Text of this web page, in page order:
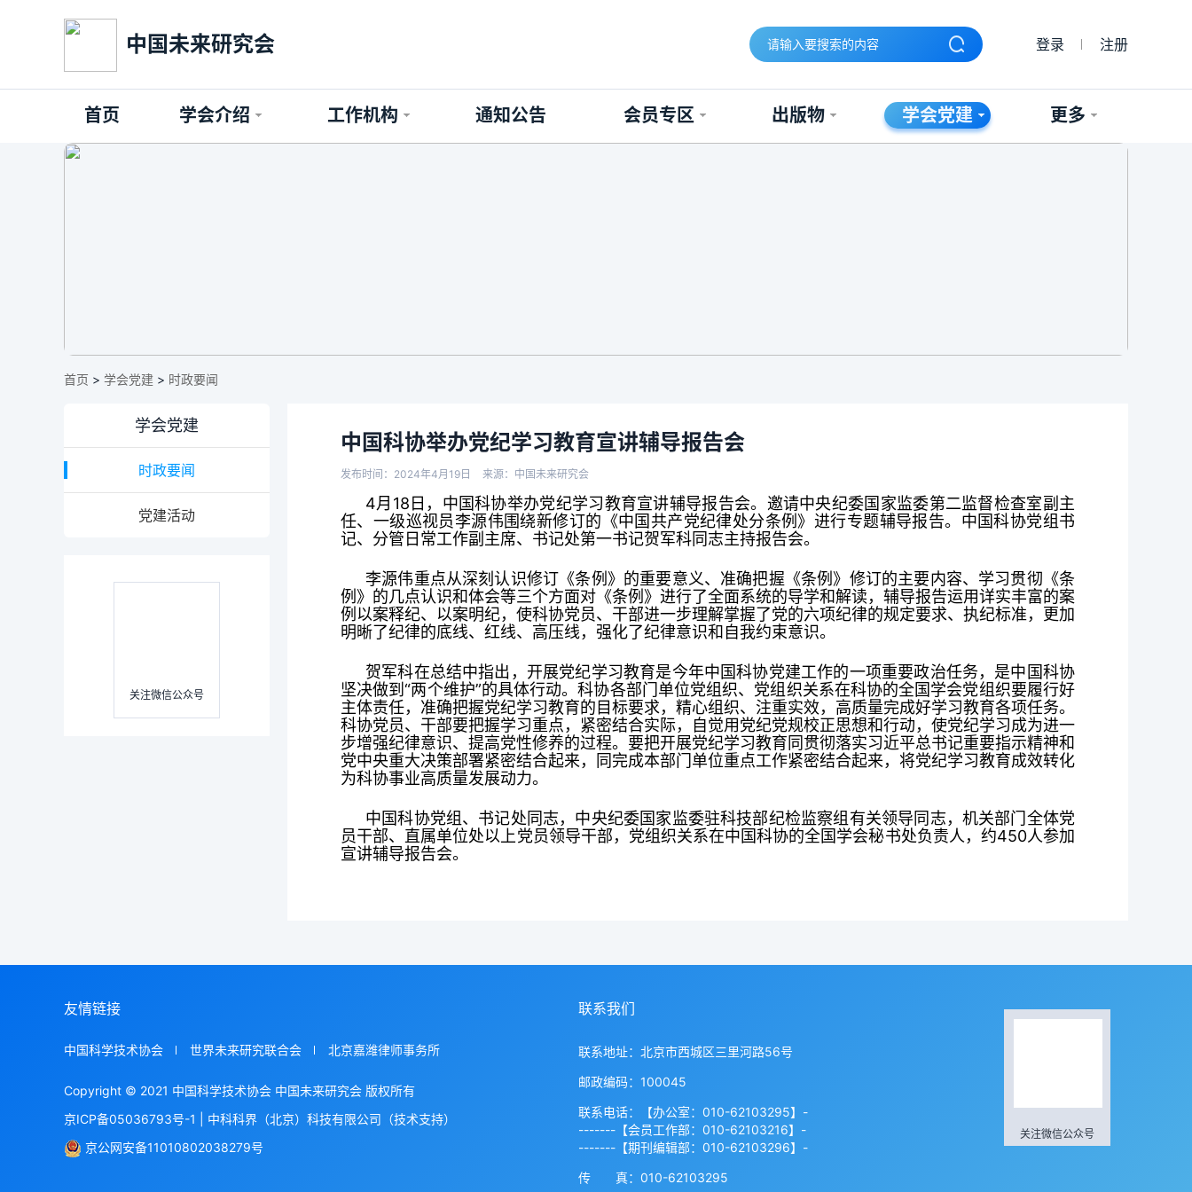
中国未来研究会 登录 注册
首页 学会介绍 工作机构 通知公告 会员专区 出版物 学会党建 更多
首页 > 学会党建 > 时政要闻
学会党建
时政要闻
党建活动
关注微信公众号
中国科协举办党纪学习教育宣讲辅导报告会
发布时间：2024年4月19日 来源：中国未来研究会
4月18日，中国科协举办党纪学习教育宣讲辅导报告会。邀请中央纪委国家监委第二监督检查室副主
任、一级巡视员李源伟围绕新修订的《中国共产党纪律处分条例》进行专题辅导报告。中国科协党组书
记、分管日常工作副主席、书记处第一书记贺军科同志主持报告会。
李源伟重点从深刻认识修订《条例》的重要意义、准确把握《条例》修订的主要内容、学习贯彻《条
例》的几点认识和体会等三个方面对《条例》进行了全面系统的导学和解读，辅导报告运用详实丰富的案
例以案释纪、以案明纪，使科协党员、干部进一步理解掌握了党的六项纪律的规定要求、执纪标准，更加
明晰了纪律的底线、红线、高压线，强化了纪律意识和自我约束意识。
贺军科在总结中指出，开展党纪学习教育是今年中国科协党建工作的一项重要政治任务，是中国科协
坚决做到“两个维护”的具体行动。科协各部门单位党组织、党组织关系在科协的全国学会党组织要履行好
主体责任，准确把握党纪学习教育的目标要求，精心组织、注重实效，高质量完成好学习教育各项任务。
科协党员、干部要把握学习重点，紧密结合实际，自觉用党纪党规校正思想和行动，使党纪学习成为进一
步增强纪律意识、提高党性修养的过程。要把开展党纪学习教育同贯彻落实习近平总书记重要指示精神和
党中央重大决策部署紧密结合起来，同完成本部门单位重点工作紧密结合起来，将党纪学习教育成效转化
为科协事业高质量发展动力。
中国科协党组、书记处同志，中央纪委国家监委驻科技部纪检监察组有关领导同志，机关部门全体党
员干部、直属单位处以上党员领导干部，党组织关系在中国科协的全国学会秘书处负责人，约450人参加
宣讲辅导报告会。
友情链接
中国科学技术协会 世界未来研究联合会 北京嘉潍律师事务所
Copyright © 2021 中国科学技术协会 中国未来研究会 版权所有
京ICP备05036793号-1
中科科界（北京）科技有限公司（技术支持）
京公网安备11010802038279号
联系我们
联系地址：北京市西城区三里河路56号
邮政编码：100045
联系电话：【办公室：010-62103295】-
-------【会员工作部：010-62103216】-
-------【期刊编辑部：010-62103296】-
传 真：010-62103295
关注微信公众号